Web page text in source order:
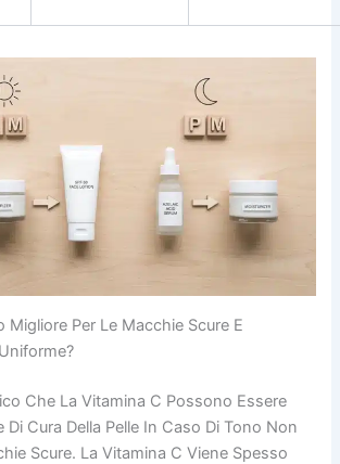
Migliore Per Le Macchie Scure E
Che La Vitamina C Possono Essere
Di Cura Della Pelle In Caso Di Tono Non
Scure. La Vitamina C Viene Spesso